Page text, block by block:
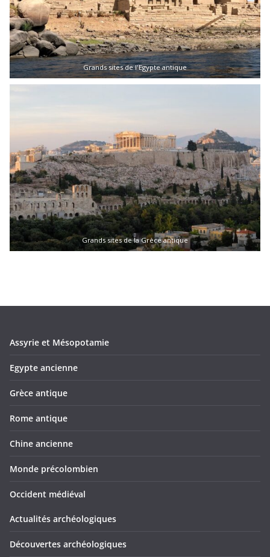
Grands sites de l'Egypte antique
Grands sites de la Grèce antique
Assyrie et Mésopotamie
Egypte ancienne
Grèce antique
Rome antique
Chine ancienne
Monde précolombien
Occident médiéval
Actualités archéologiques
Découvertes archéologiques